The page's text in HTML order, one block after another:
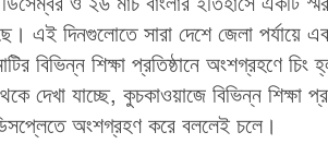
এই দিনগুলোতে সারা দেশে জেলা
বিভিন্ন শিক্ষা প্রতিষ্ঠানে অংশগ্রহণে
দেখা যাচ্ছে, কুচকাওয়াজে বিভিন্ন শিক্ষা
অংশগ্রহণ করে বললেই চলে।